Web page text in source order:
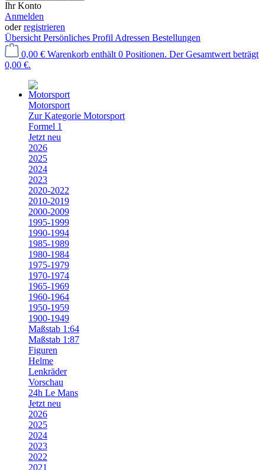
Ihr Konto
Anmelden
oderregistrieren
Übersicht Persönliches Profil Adressen Bestellungen
0,00 € Warenkorb enthält 0 Positionen. Der Gesamtwert beträgt
0,00 €.
Motorsport
Zur Kategorie Motorsport
Formel 1
Jetzt neu
2026
2025
2024
2023
2020-2022
2010-2019
2000-2009
1995-1999
1990-1994
1985-1989
1980-1984
1975-1979
1970-1974
1965-1969
1960-1964
1950-1959
1900-1949
Maßstab 1:64
Maßstab 1:87
Figuren
Helme
Lenkräder
Vorschau
24h Le Mans
Jetzt neu
2026
2025
2024
2023
2022
2021